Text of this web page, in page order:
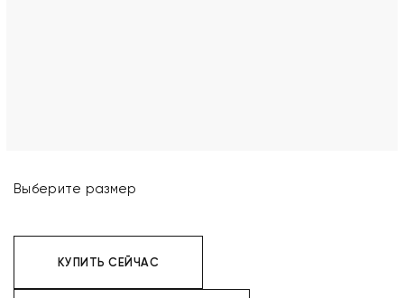
Выберите размер
КУПИТЬ СЕЙЧАС